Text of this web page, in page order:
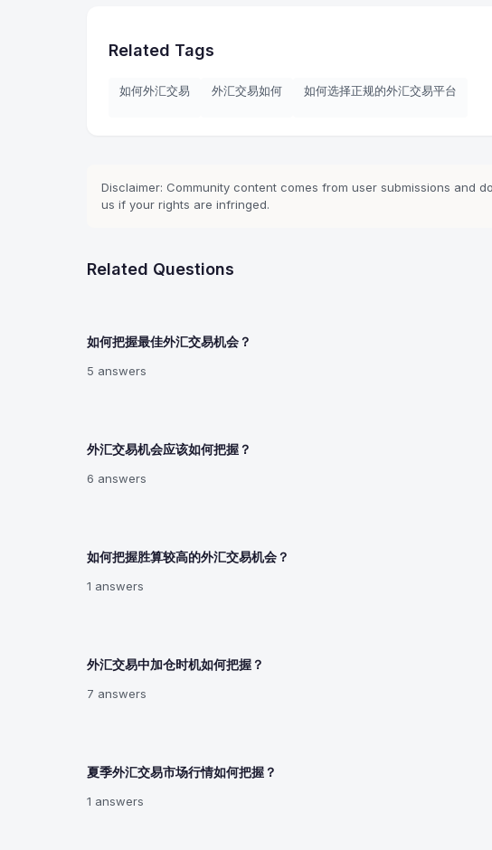
Related Tags
如何外汇交易 外汇交易如何 如何选择正规的外汇交易平台
Disclaimer: Community content comes from user submissions and
us if your rights are infringed.
Related Questions
如何把握最佳外汇交易机会？
5 answers
外汇交易机会应该如何把握？
6 answers
如何把握胜算较高的外汇交易机会？
1 answers
外汇交易中加仓时机如何把握？
7 answers
夏季外汇交易市场行情如何把握？
1 answers